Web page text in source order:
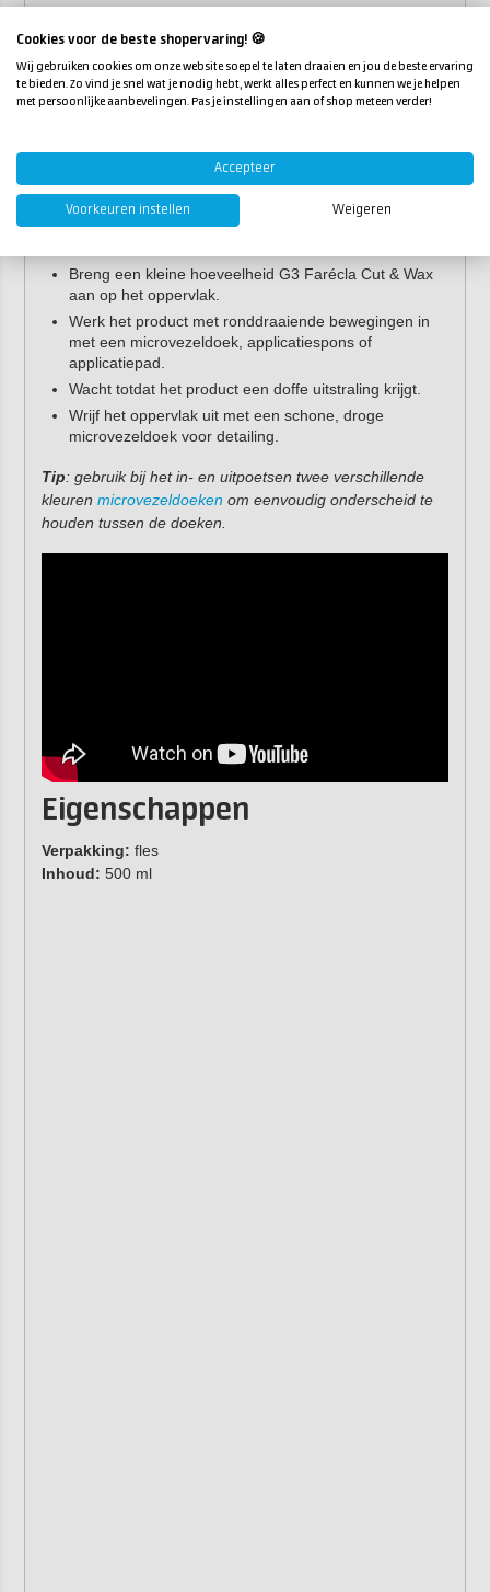
hologrammen en oxidatie.
Laat een beschermende laag carnaubawas achter.
Geeft een diepe hoogglansafwerking.
Gebruiksaanwijzing
Reinig het oppervlak met een geschikte
shampoo.
Breng een kleine hoeveelheid G3 Farécla Cut & Wax
aan op het oppervlak.
Werk het product met ronddraaiende bewegingen in
met een microvezeldoek, applicatiespons of
applicatiepad.
Wacht totdat het product een doffe uitstraling krijgt.
Wrijf het oppervlak uit met een schone, droge
microvezeldoek voor detailing.
Tip: gebruik bij het in- en uitpoetsen twee verschillende
kleuren microvezeldoeken om eenvoudig onderscheid te
houden tussen de doeken.
Eigenschappen
Verpakking: fles
Inhoud: 500 ml
Cookies voor de beste shopervaring! 🍪
Wij gebruiken cookies om onze website soepel te laten draaien en jou de beste ervaring
te bieden. Zo vind je snel wat je nodig hebt, werkt alles perfect en kunnen we je helpen
met persoonlijke aanbevelingen. Pas je instellingen aan of shop meteen verder!
Accepteer
Voorkeuren instellen Weigeren